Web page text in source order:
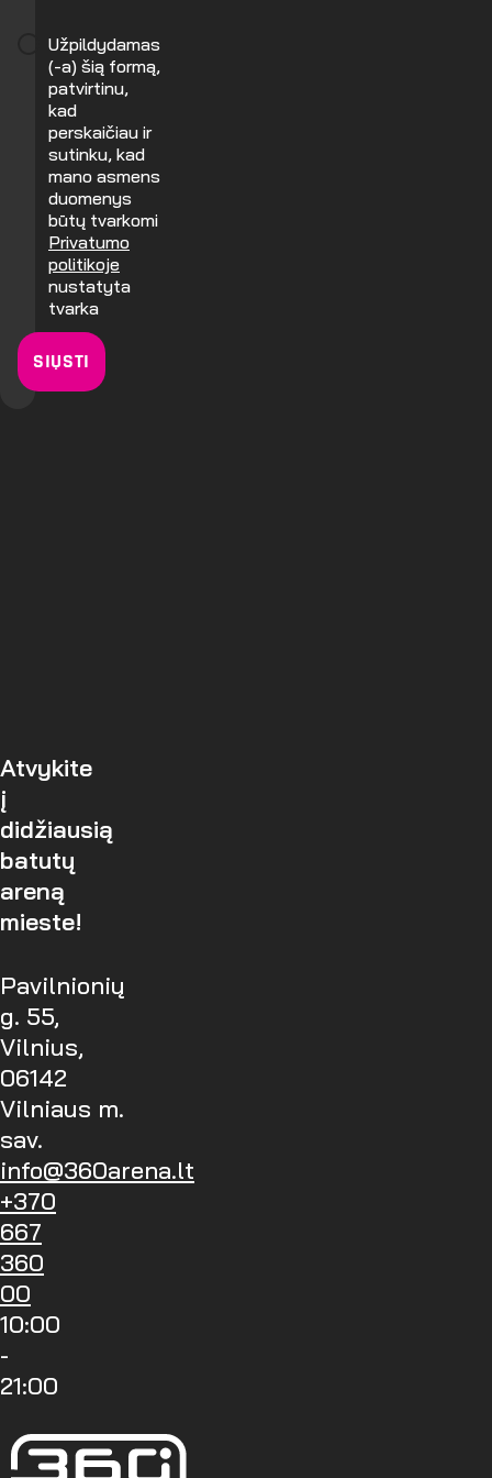
Užpildydamas
(-a) šią formą,
patvirtinu,
kad
perskaičiau ir
sutinku, kad
mano asmens
duomenys
būtų tvarkomi
Privatumo
politikoje
nustatyta
tvarka
SIŲSTI
Atvykite
į
didžiausią
batutų
areną
mieste!
Pavilnionių
g. 55,
Vilnius,
06142
Vilniaus m.
sav.
info@360arena.lt
+370
667
360
00
10:00
-
21:00